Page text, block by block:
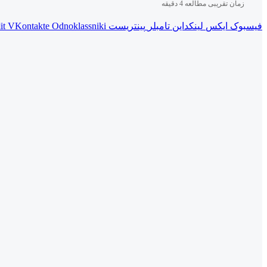
زمان تقریبی مطالعه 4 دقیقه
فیسبوک ایکس لینکداین تامبلر پینتریست VKontakte Odnoklassniki